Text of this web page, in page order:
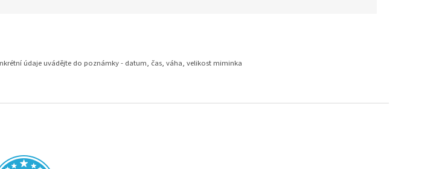
údaje uvádějte do poznámky - datum, čas, váha, velikost miminka